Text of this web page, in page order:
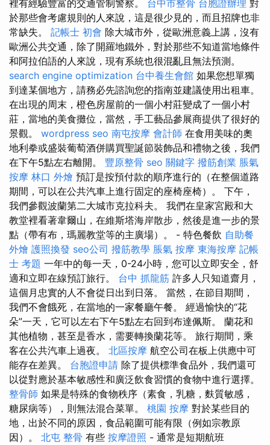
裡有經驗豐富的交通管制警察。 台中市整骨 台胞證辦理 對
於那些會考慮規則的人來說，這是很少見的，而且招牌也非
常缺失。 記帳士 初會 除大城市外，從歐洲意義上講，沒有
歐洲公共交通，除了開羅地鐵外，對於那些不知道當地條件
和阿拉伯語的人來說，現有系統也很混亂且無法預測。
search engine optimization 台中養生會館 如果您想單獨
到達某個地方，請務必先諮詢您的指南並建議使用出租車。
在出現的周末，橙色房屋前的一個小村莊變成了一個小村
莊，當地的美食攤位，當然，手工藝品參展商提供了很好的
景觀。 wordpress seo 南屯按摩 會計師 在食用美味的奧
地利拳或盛裝葡萄酒併購買聖誕節裝飾品和禮物之後，我們
在下午5點左右離開。 豐原整骨 seo 關鍵字 撥筋創業 脹氣
按摩 林口 外燴 預訂是按預付款的順序進行的（在整個道路
期間，可以在公共汽車上進行固定的座椅座椅）。 下午，
我們參觀波蘭第二大城市克拉科夫。 我們在皇家宮殿和大
教堂裡看著韋爾山，在維斯塔海岸散步，然後是進一步的景
點（帶有布，瑪麗教堂等的主廣場）。 - 特色餐飲 自助餐
外燴 護照換發 seo公司 撥筋教學 脹氣 按摩 東海按摩 記帳
士 考題 一年中的每一天，0-24小時，您可以立即安全，舒
適和立即在線預訂旅行。 台中 抓龍筋 許多人只知道齋月，
這個月忠實的人不會從日出到日落。 當然，在節目期間，
我們不會餓死，在當地的一家餐廳午餐。 經過愉快的“花
朵”一天，它可以左右下午5點左右回到布達佩斯。 蘭花和
其他植物，甚至是香水，需要轉換蘭花等。 旅行期間，乘
客在公共汽車上過夜。 北區按摩 航空公司在板上供應中可
能存在差異。 台胞證申請 除了提供標準食品外，我們還可
以從對應於基本敏感性和廣泛飲食習慣的食物中進行選擇。
整骨師 如果是特殊的食物秩序（素食，乳糖，麩質敏感，
糖尿病等），則無法混合菜單。 桃園 按摩 對於某些目的
地，出於不同的原因，食品範圍可能有限（例如宗教原
因）。 北屯 整骨 有些 按摩證照 - 通常是短期航班